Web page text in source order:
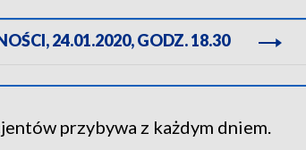
24.01.2020, GODZ. 18.30
przybywa z każdym dniem.